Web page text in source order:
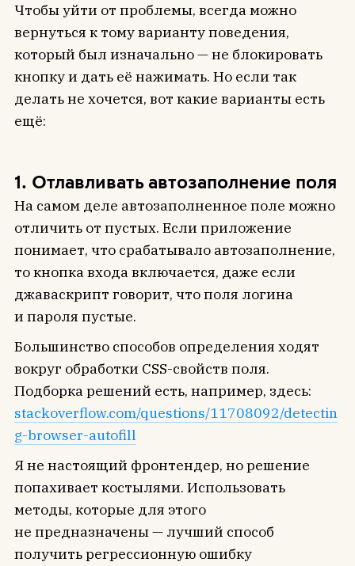
Чтобы уйти от проблемы, всегда можно
вернуться к тому варианту поведения,
который был изначально — не блокировать
кнопку и дать её нажимать. Но если так
делать не хочется, вот какие варианты есть
ещё:
1. Отлавливать автозаполнение поля
На самом деле автозаполненное поле можно
отличить от пустых. Если приложение
понимает, что срабатывало автозаполнение,
то кнопка входа включается, даже если
джаваскрипт говорит, что поля логина
и пароля пустые.
Большинство способов определения ходят
вокруг обработки CSS-свойств поля.
Подборка решений есть, например, здесь:
stackoverflow.com/questions/11708092/detectin
g-browser-autofill
Я не настоящий фронтендер, но решение
попахивает костылями. Использовать
методы, которые для этого
не предназначены — лучший способ
получить регрессионную ошибку